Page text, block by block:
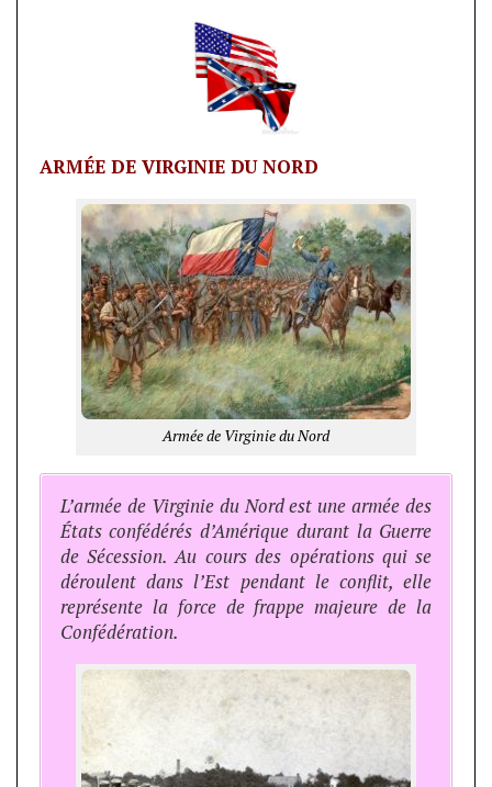
ARMÉE DE VIRGINIE DU NORD
Armée de Virginie du Nord
L’armée de Virginie du Nord est une armée des
États confédérés d’Amérique durant la Guerre
de Sécession. Au cours des opérations qui se
déroulent dans l’Est pendant le conflit, elle
représente la force de frappe majeure de la
Confédération.